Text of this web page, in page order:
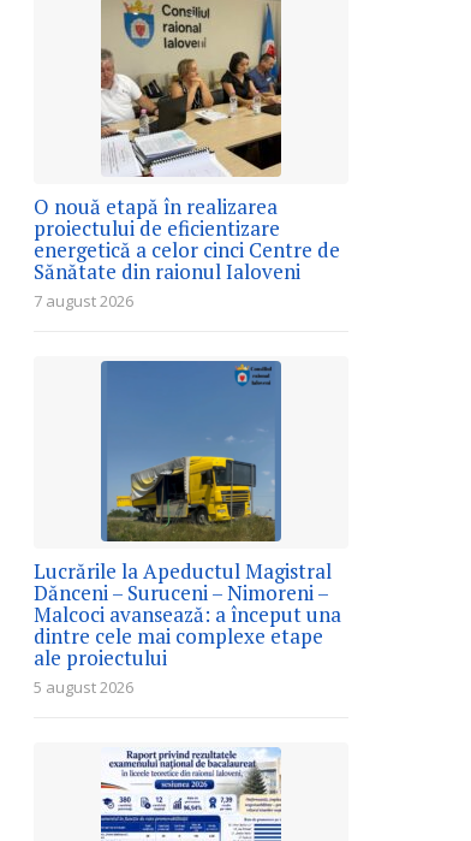
O nouă etapă în realizarea
proiectului de eficientizare
energetică a celor cinci Centre de
Sănătate din raionul Ialoveni
7 august 2026
Lucrările la Apeductul Magistral
Dănceni – Suruceni – Nimoreni –
Malcoci avansează: a început una
dintre cele mai complexe etape
ale proiectului
5 august 2026